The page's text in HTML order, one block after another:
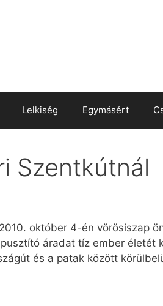
Lelkiség Egymásért
Szentkútnál
október 4-én vörösiszap
áradat tíz ember életét
és a patak között